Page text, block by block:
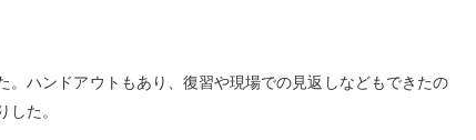
ハンドアウトもあり、復習や現場での見返しなどもできたの
た。